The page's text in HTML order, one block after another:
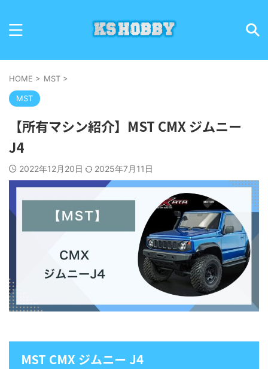
HOME > MST >
MST
【所有マシン紹介】MST CMX ジムニー
J4
2022年12月20日 2025年7月11日
MST CMX ジムニー J4